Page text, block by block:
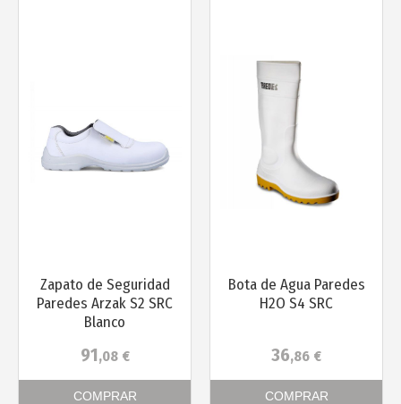
Zapato de Seguridad
Paredes Arzak S2 SRC
Blanco
91,08 €
COMPRAR
Bota de Agua Paredes
H2O S4 SRC
36,86 €
COMPRAR
Más info Más info